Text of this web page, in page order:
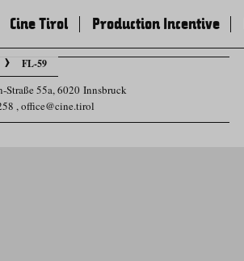
FL-59
Cine Tirol Production Incentive
Straße 55a, 6020 Innsbruck
,office@cine.tirol